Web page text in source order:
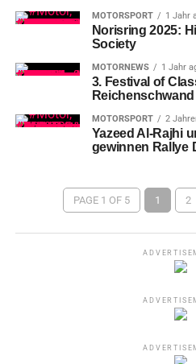
MOTORSPORT 1 Jahr
Norisring 2025:
Society
MOTORNEWS 1 Jahr
3. Festival of
Reichenschwand
MOTORSPORT 2
Yazeed Al-Rajhi
gewinnen Rallye
PAGE 1 OF 5 1 2